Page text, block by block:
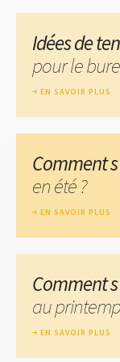
Idées de
pour le
EN SAVOIR PLUS
Comment
en été ?
EN SAVOIR PLUS
Comment
au
EN SAVOIR PLUS